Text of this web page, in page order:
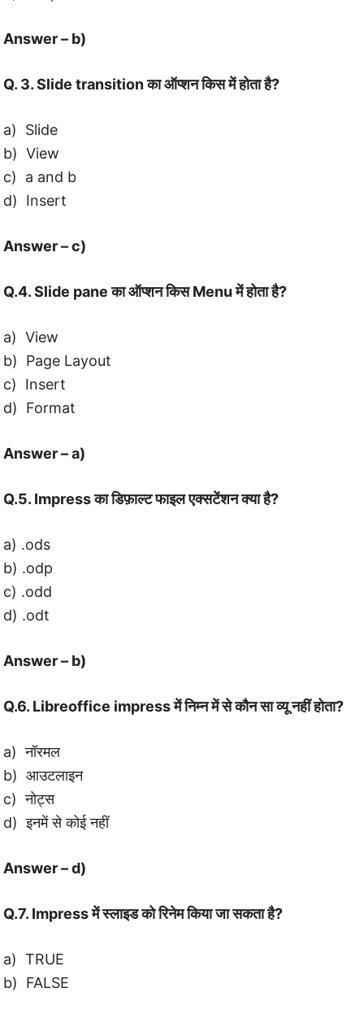
Answer – b)
Q. 3. Slide transition का ऑप्शन किस में होता है?
a) Slide
b) View
c) a and b
d) Insert
Answer – c)
Q.4. Slide pane का ऑप्शन किस Menu में होता है?
a) View
b) Page Layout
c) Insert
d) Format
Answer – a)
Q.5. Impress का डिफ़ाल्ट फाइल एक्सटेंशन क्या है?
a) .ods
b) .odp
c) .odd
d) .odt
Answer – b)
Q.6. Libreoffice impress में निम्न में से कौन सा व्यू नहीं होता?
a) नॉरमल
b) आउटलाइन
c) नोट्स
d) इनमें से कोई नहीं
Answer – d)
Q.7. Impress में स्लाइड को रिनेम किया जा सकता है?
a) TRUE
b) FALSE